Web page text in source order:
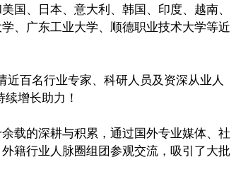
国、日本、意大利、韩国、印度、越南、
、广东工业大学、顺德职业技术大学等近
百名行业专家、科研人员及资深从业人
增长助力！
载的深耕与积累，通过国外专业媒体、社
籍行业人脉圈组团参观交流，吸引了大批